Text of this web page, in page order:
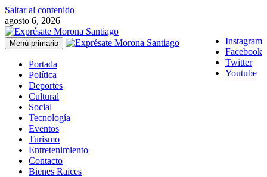
Saltar al contenido
agosto 6, 2026
Instagram
Facebook
Twitter
Youtube
Menú primario
Portada
Política
Deportes
Cultural
Social
Tecnología
Eventos
Turismo
Entretenimiento
Contacto
Bienes Raices